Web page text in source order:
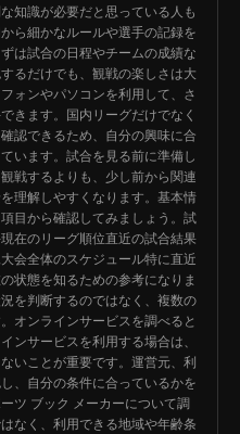
知識が必要だと思っている人も
ら細かなルールや選手の記録を
は試合の日程やチームの成績な
るだけでも、観戦の楽しさは大
ォンやパソコンを利用して、さ
きます。国内リーグだけでなく
認できるため、自分の興味に合
います。試合を見る前に準備し
戦するよりも、少し前から関連
理解しやすくなります。基本情
目から確認してみましょう。試
在のリーグ順位直近の試合結果
会全体のスケジュール特に直近
状態を知るための参考になりま
を判断するのではなく、複数の
オンラインサービスを調べると
ンサービスを利用する場合は、
いことが重要です。運営元、利
、自分の条件に合っているかを
ツ ブック メーカーについて調
なく、利用できる地域や年齢条